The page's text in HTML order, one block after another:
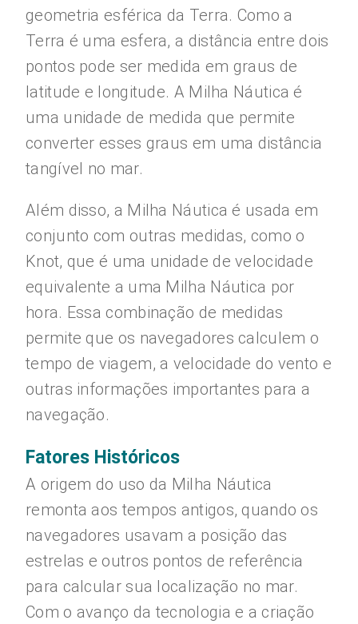
geometria esférica da Terra. Como a
Terra é uma esfera, a distância entre dois
pontos pode ser medida em graus de
latitude e longitude. A Milha Náutica é
uma unidade de medida que permite
converter esses graus em uma distância
tangível no mar.
Além disso, a Milha Náutica é usada em
conjunto com outras medidas, como o
Knot, que é uma unidade de velocidade
equivalente a uma Milha Náutica por
hora. Essa combinação de medidas
permite que os navegadores calculem o
tempo de viagem, a velocidade do vento e
outras informações importantes para a
navegação.
Fatores Históricos
A origem do uso da Milha Náutica
remonta aos tempos antigos, quando os
navegadores usavam a posição das
estrelas e outros pontos de referência
para calcular sua localização no mar.
Com o avanço da tecnologia e a criação